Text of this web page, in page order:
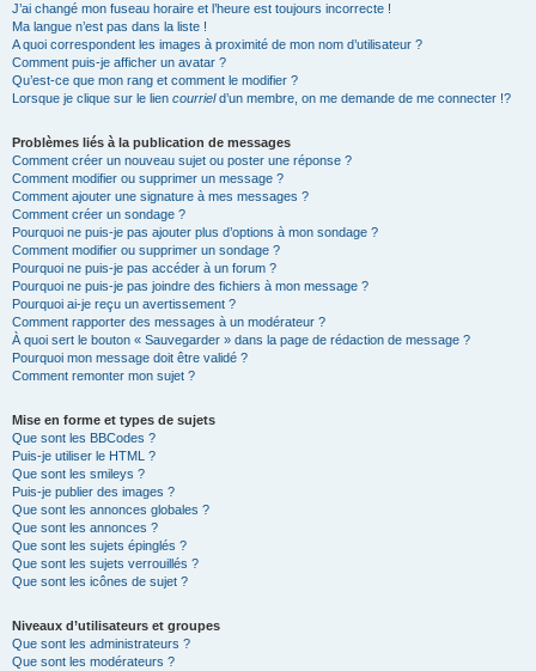
J’ai changé mon fuseau horaire et l’heure est toujours incorrecte !
Ma langue n’est pas dans la liste !
A quoi correspondent les images à proximité de mon nom d’utilisateur ?
Comment puis-je afficher un avatar ?
Qu’est-ce que mon rang et comment le modifier ?
Lorsque je clique sur le lien courrield’un membre, on me demande de me connecter !?
Problèmes liés à la publication de messages
Comment créer un nouveau sujet ou poster une réponse ?
Comment modifier ou supprimer un message ?
Comment ajouter une signature à mes messages ?
Comment créer un sondage ?
Pourquoi ne puis-je pas ajouter plus d’options à mon sondage ?
Comment modifier ou supprimer un sondage ?
Pourquoi ne puis-je pas accéder à un forum ?
Pourquoi ne puis-je pas joindre des fichiers à mon message ?
Pourquoi ai-je reçu un avertissement ?
Comment rapporter des messages à un modérateur ?
À quoi sert le bouton « Sauvegarder » dans la page de rédaction de message ?
Pourquoi mon message doit être validé ?
Comment remonter mon sujet ?
Mise en forme et types de sujets
Que sont les BBCodes ?
Puis-je utiliser le HTML ?
Que sont les smileys ?
Puis-je publier des images ?
Que sont les annonces globales ?
Que sont les annonces ?
Que sont les sujets épinglés ?
Que sont les sujets verrouillés ?
Que sont les icônes de sujet ?
Niveaux d’utilisateurs et groupes
Que sont les administrateurs ?
Que sont les modérateurs ?